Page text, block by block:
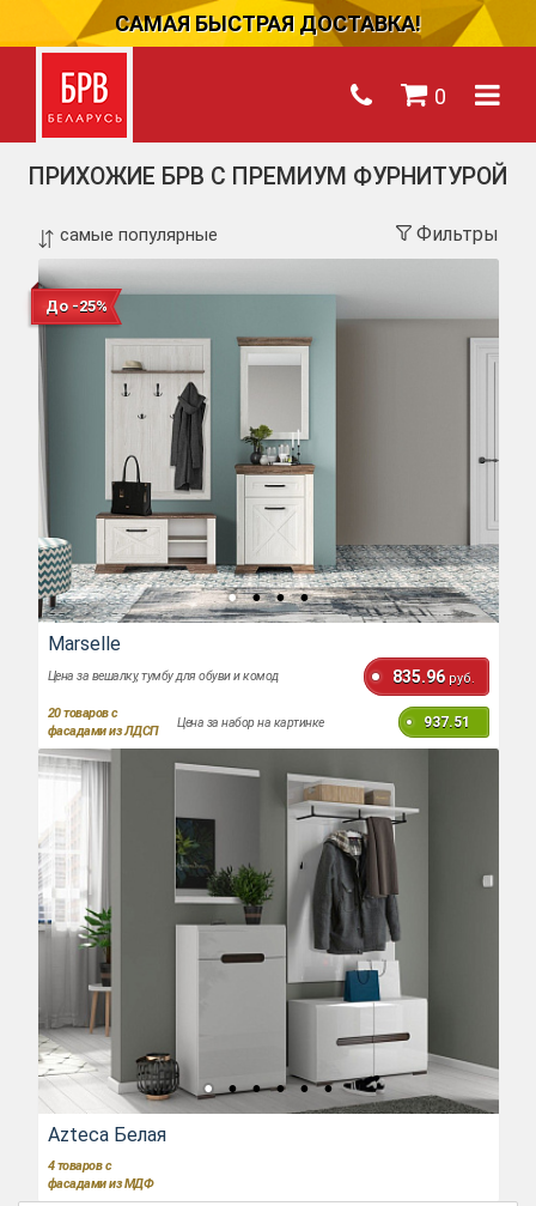
САМАЯ БЫСТРАЯ ДОСТАВКА!
0
ПРИХОЖИЕ БРВ С ПРЕМИУМ ФУРНИТУРОЙ
Фильтры
До -25%
Marselle
Цена за вешалку, тумбу для обуви и комод 835.96 руб.
20товаров с
фасадами из ЛДСП
Цена за набор на картинке 937.51
Azteca Белая
4 товаров с
фасадами из МДФ